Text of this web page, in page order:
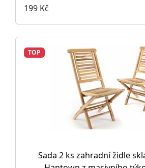
199 Kč
TOP
Sada 2 ks zahradní židle